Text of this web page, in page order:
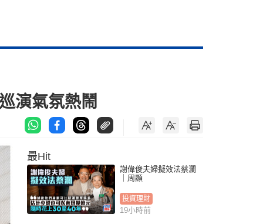
演氣氛熱鬧
最Hit
謝偉俊夫婦擬效法蔡瀾
｜周顯
投資理財
19小時前